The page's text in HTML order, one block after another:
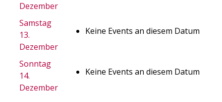
Dezember
Samstag
13.
Dezember
Keine Events an diesem Datum
Sonntag
14.
Dezember
Keine Events an diesem Datum